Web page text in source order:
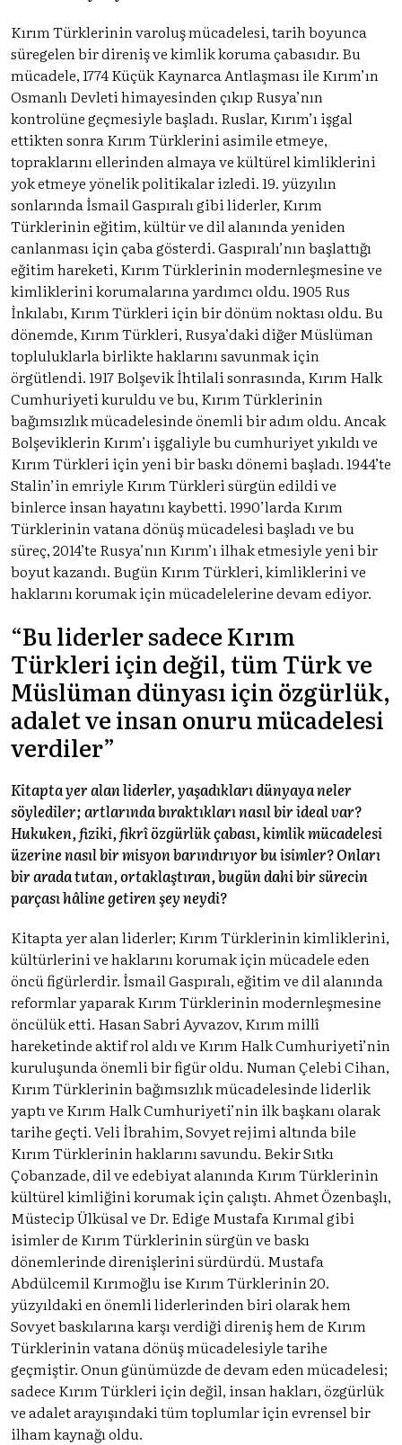
Kırım Türklerinin varoluş mücadelesi, tarih boyunca
süregelen bir direniş ve kimlik koruma çabasıdır. Bu
mücadele, 1774 Küçük Kaynarca Antlaşması ile Kırım’ın
Osmanlı Devleti himayesinden çıkıp Rusya’nın
kontrolüne geçmesiyle başladı. Ruslar, Kırım’ı işgal
ettikten sonra Kırım Türklerini asimile etmeye,
topraklarını ellerinden almaya ve kültürel kimliklerini
yok etmeye yönelik politikalar izledi. 19. yüzyılın
sonlarında İsmail Gaspıralı gibi liderler, Kırım
Türklerinin eğitim, kültür ve dil alanında yeniden
canlanması için çaba gösterdi. Gaspıralı’nın başlattığı
eğitim hareketi, Kırım Türklerinin modernleşmesine ve
kimliklerini korumalarına yardımcı oldu. 1905 Rus
İnkılabı, Kırım Türkleri için bir dönüm noktası oldu. Bu
dönemde, Kırım Türkleri, Rusya’daki diğer Müslüman
topluluklarla birlikte haklarını savunmak için
örgütlendi. 1917 Bolşevik İhtilali sonrasında, Kırım Halk
Cumhuriyeti kuruldu ve bu, Kırım Türklerinin
bağımsızlık mücadelesinde önemli bir adım oldu. Ancak
Bolşeviklerin Kırım’ı işgaliyle bu cumhuriyet yıkıldı ve
Kırım Türkleri için yeni bir baskı dönemi başladı. 1944’te
Stalin’in emriyle Kırım Türkleri sürgün edildi ve
binlerce insan hayatını kaybetti. 1990’larda Kırım
Türklerinin vatana dönüş mücadelesi başladı ve bu
süreç, 2014’te Rusya’nın Kırım’ı ilhak etmesiyle yeni bir
boyut kazandı. Bugün Kırım Türkleri, kimliklerini ve
haklarını korumak için mücadelelerine devam ediyor.
“Bu liderler sadece Kırım
Türkleri için değil, tüm Türk ve
Müslüman dünyası için özgürlük,
adalet ve insan onuru mücadelesi
verdiler”
Kitapta yer alan liderler, yaşadıkları dünyaya neler
söylediler; artlarında bıraktıkları nasıl bir ideal var?
Hukuken, fiziki, fikrî özgürlük çabası, kimlik mücadelesi
üzerine nasıl bir misyon barındırıyor bu isimler? Onları
bir arada tutan, ortaklaştıran, bugün dahi bir sürecin
parçası hâline getiren şey neydi?
Kitapta yer alan liderler; Kırım Türklerinin kimliklerini,
kültürlerini ve haklarını korumak için mücadele eden
öncü figürlerdir. İsmail Gaspıralı, eğitim ve dil alanında
reformlar yaparak Kırım Türklerinin modernleşmesine
öncülük etti. Hasan Sabri Ayvazov, Kırım millî
hareketinde aktif rol aldı ve Kırım Halk Cumhuriyeti’nin
kuruluşunda önemli bir figür oldu. Numan Çelebi Cihan,
Kırım Türklerinin bağımsızlık mücadelesinde liderlik
yaptı ve Kırım Halk Cumhuriyeti’nin ilk başkanı olarak
tarihe geçti. Veli İbrahim, Sovyet rejimi altında bile
Kırım Türklerinin haklarını savundu. Bekir Sıtkı
Çobanzade, dil ve edebiyat alanında Kırım Türklerinin
kültürel kimliğini korumak için çalıştı. Ahmet Özenbaşlı,
Müstecip Ülküsal ve Dr. Edige Mustafa Kırımal gibi
isimler de Kırım Türklerinin sürgün ve baskı
dönemlerinde direnişlerini sürdürdü. Mustafa
Abdülcemil Kırımoğlu ise Kırım Türklerinin 20.
yüzyıldaki en önemli liderlerinden biri olarak hem
Sovyet baskılarına karşı verdiği direniş hem de Kırım
Türklerinin vatana dönüş mücadelesiyle tarihe
geçmiştir. Onun günümüzde de devam eden mücadelesi;
sadece Kırım Türkleri için değil, insan hakları, özgürlük
ve adalet arayışındaki tüm toplumlar için evrensel bir
ilham kaynağı oldu.